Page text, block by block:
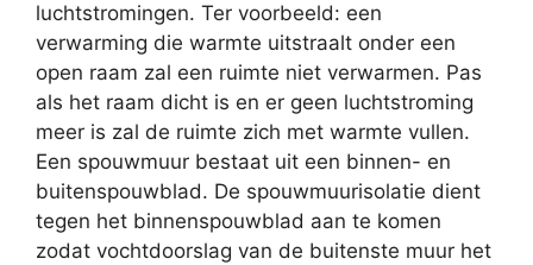
luchtstromingen. Ter voorbeeld: een
verwarming die warmte uitstraalt onder een
open raam zal een ruimte niet verwarmen. Pas
als het raam dicht is en er geen luchtstroming
meer is zal de ruimte zich met warmte vullen.
Een spouwmuur bestaat uit een binnen- en
buitenspouwblad. De spouwmuurisolatie dient
tegen het binnenspouwblad aan te komen
zodat vochtdoorslag van de buitenste muur het